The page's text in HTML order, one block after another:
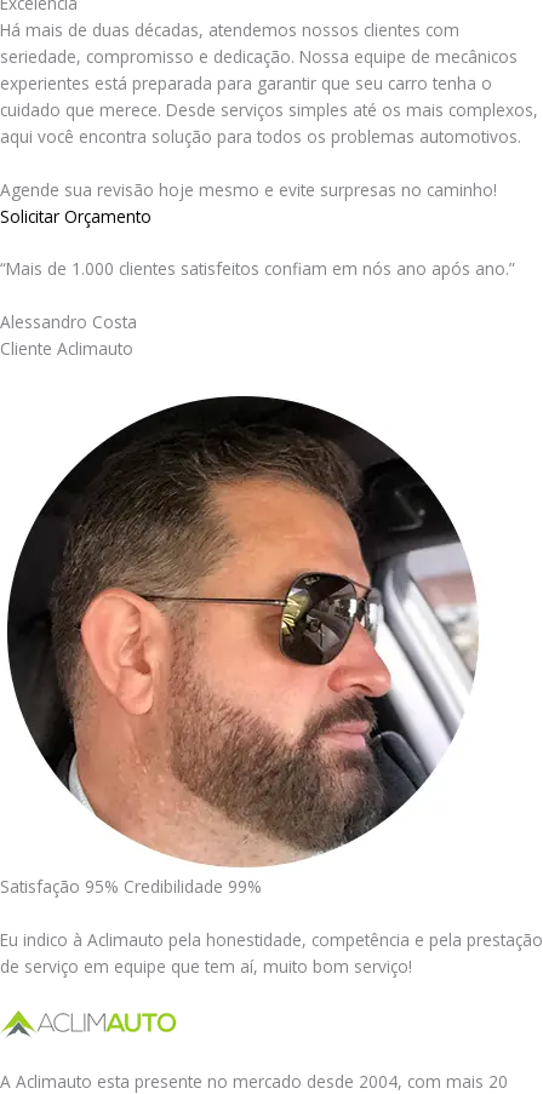
Há mais de duas décadas, atendemos nossos clientes com
seriedade, compromisso e dedicação. Nossa equipe de mecânicos
experientes está preparada para garantir que seu carro tenha o
cuidado que merece. Desde serviços simples até os mais complexos,
aqui você encontra solução para todos os problemas automotivos.
Agende sua revisão hoje mesmo e evite surpresas no caminho!
Solicitar Orçamento
“Mais de 1.000 clientes satisfeitos confiam em nós ano após ano.”
Alessandro Costa
Cliente Aclimauto
Satisfação 95% Credibilidade 99%
Eu indico à Aclimauto pela honestidade, competência e pela prestação
de serviço em equipe que tem aí, muito bom serviço!
A Aclimauto esta presente no mercado desde 2004, com mais 20